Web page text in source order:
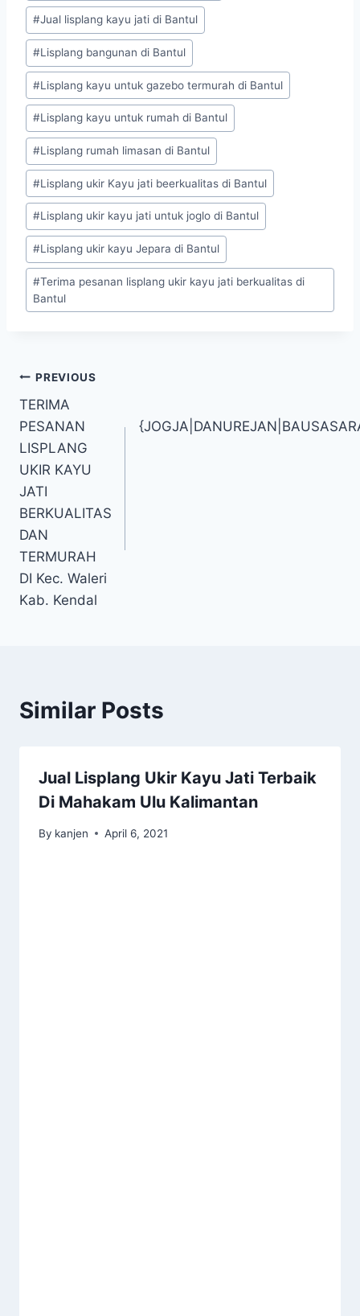
#Jual lisplang kayu jati di Bantul
#Lisplang bangunan di Bantul
#Lisplang kayu untuk gazebo termurah di Bantul
#Lisplang kayu untuk rumah di Bantul
#Lisplang rumah limasan di Bantul
#Lisplang ukir Kayu jati beerkualitas di Bantul
#Lisplang ukir kayu jati untuk joglo di Bantul
#Lisplang ukir kayu Jepara di Bantul
#Terima pesanan lisplang ukir kayu jati berkualitas di
Bantul
PREVIOUS
TERIMA
PESANAN
LISPLANG
UKIR KAYU
JATI
BERKUALITAS
DAN
TERMURAH
DI Kec. Waleri
Kab. Kendal
Similar Posts
Jual Lisplang Ukir Kayu Jati Terbaik
Di Mahakam Ulu Kalimantan
By kanjen April 6, 2021